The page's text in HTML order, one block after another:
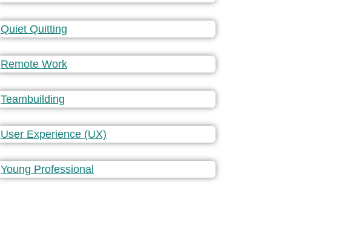
Quiet Quitting
Remote Work
Teambuilding
User Experience (UX)
Young Professional